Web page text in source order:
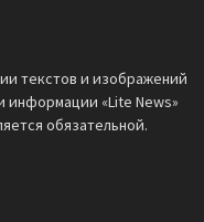
текстов и изображений
информации «Lite News»
обязательной.